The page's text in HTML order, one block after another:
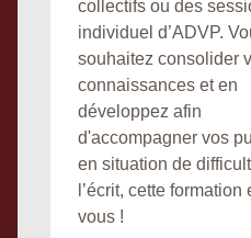
collectifs ou des
individuel d’ADVP.
souhaitez consolider
connaissances et en
développez afin
d'accompagner vos
en situation de
l’écrit, cette formation
vous !